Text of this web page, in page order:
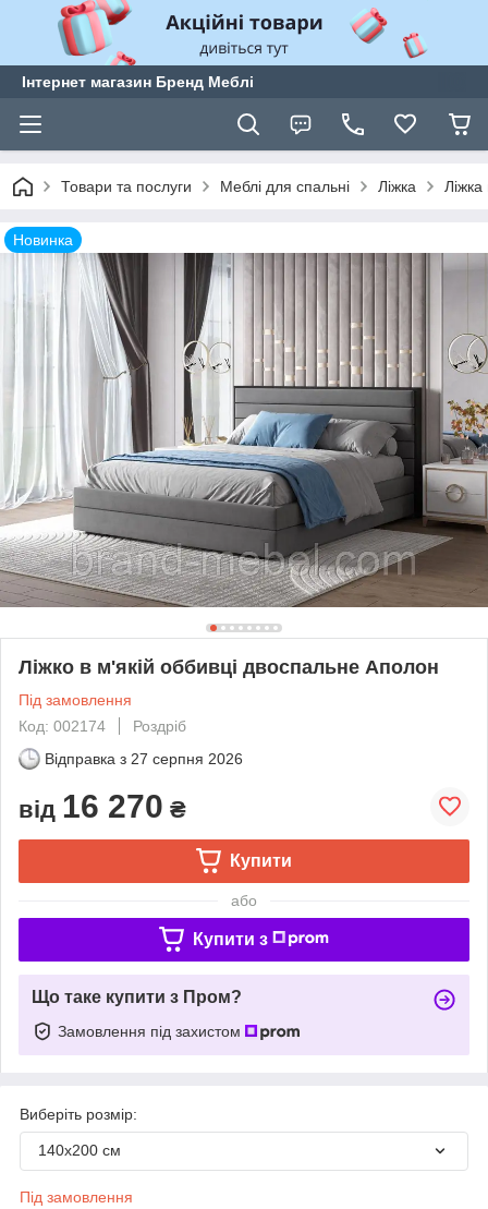
Інтернет магазин Бренд Меблі
Товари та послуги Меблі для спальні Ліжка Ліжка
Новинка
Ліжко в м'якій оббивці двоспальне Аполон
Під замовлення
Код: 002174
Роздріб
Відправка з 27 серпня 2026
від 16 270 ₴
Купити
або
Купити з
Що таке купити з Пром?
Замовлення під захистом
Виберіть розмір:
140х200 см
Під замовлення